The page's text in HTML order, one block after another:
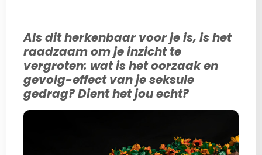
Als dit herkenbaar voor je is, is het
raadzaam om je inzicht te
vergroten: wat is het oorzaak en
gevolg-effect van je seksule
gedrag? Dient het jou echt?